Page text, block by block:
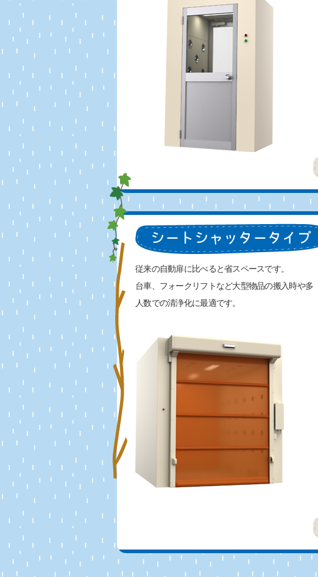
従来の自動扉に比べると省スペースです。
台車、フォークリフトなど大型物品の搬入時や多
人数での清浄化に最適です。